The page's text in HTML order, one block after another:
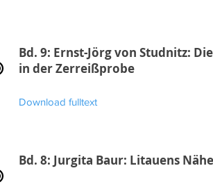
Bd. 9: Ernst-Jörg von Studnitz:
in der Zerreißprobe
Download fulltext
Bd. 8: Jurgita Baur: Litauens